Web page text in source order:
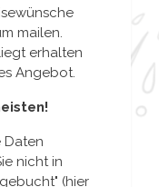
mailen.
erhalten
Angebot.
Daten
nicht in
(hier